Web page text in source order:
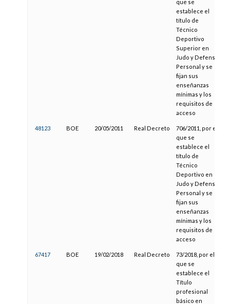
que se
establece el
título de
Técnico
Deportivo
Superior en
Judo y Defensa
Personal y se
fijan sus
enseñanzas
mínimas y los
requisitos de
acceso
48123 BOE 20/05/2011 Real Decreto
706/2011, por el
que se
establece el
título de
Técnico
Deportivo en
Judo y Defensa
Personal y se
fijan sus
enseñanzas
mínimas y los
requisitos de
acceso
67417 BOE 19/02/2018 Real Decreto
73/2018, por el
que se
establece el
Título
profesional
básico en